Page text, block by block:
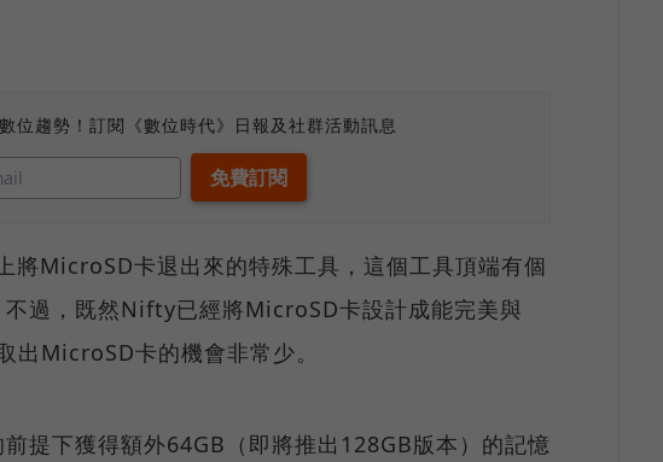
位趨勢！訂閱《數位時代》日報及社群活動訊息
MicroSD卡退出來的特殊工具，這個工具頂端有個
過，既然Nifty已經將MicroSD卡設計成能完美與
MicroSD卡的機會非常少。
提下獲得額外64GB（即將推出128GB版本）的記憶